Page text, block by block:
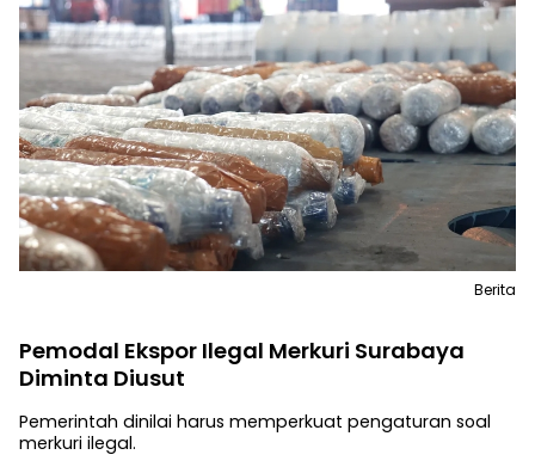
Pemodal Ekspor Ilegal Merkuri Surabaya
Diminta Diusut
Pemerintah dinilai harus memperkuat pengaturan soal
merkuri ilegal.
Berita